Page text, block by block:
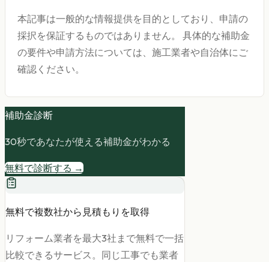
本記事は一般的な情報提供を目的としており、申請の
採択を保証するものではありません。 具体的な補助金
の要件や申請方法については、施工業者や自治体にご
確認ください。
補助金診断
30秒であなたが使える補助金がわかる
無料で診断する →
無料で複数社から見積もりを取得
リフォーム業者を最大3社まで無料で一括
比較できるサービス。同じ工事でも業者